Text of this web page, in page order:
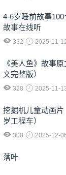
4-6岁睡前故事
故事在线听
332 2025-11-
《美人鱼》故事
文完整版）
328 2025-11-
挖掘机儿童动画
岁工程车）
300 2025-12-
落叶